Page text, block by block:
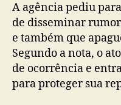
A agência pediu
de disseminar
e também que
Segundo a nota, o
de ocorrência e
para proteger sua